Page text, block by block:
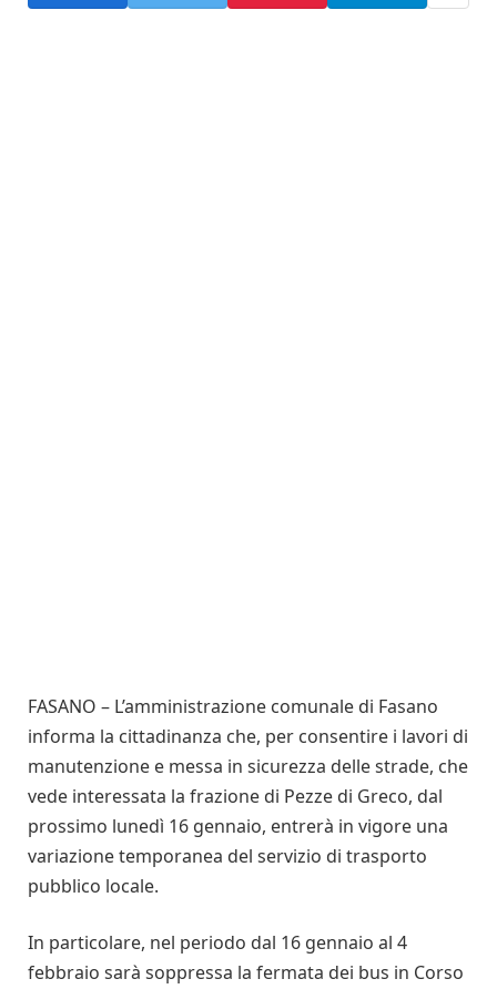
FASANO – L’amministrazione comunale di Fasano
informa la cittadinanza che, per consentire i lavori di
manutenzione e messa in sicurezza delle strade, che
vede interessata la frazione di Pezze di Greco, dal
prossimo lunedì 16 gennaio, entrerà in vigore una
variazione temporanea del servizio di trasporto
pubblico locale.
In particolare, nel periodo dal 16 gennaio al 4
febbraio sarà soppressa la fermata dei bus in Corso